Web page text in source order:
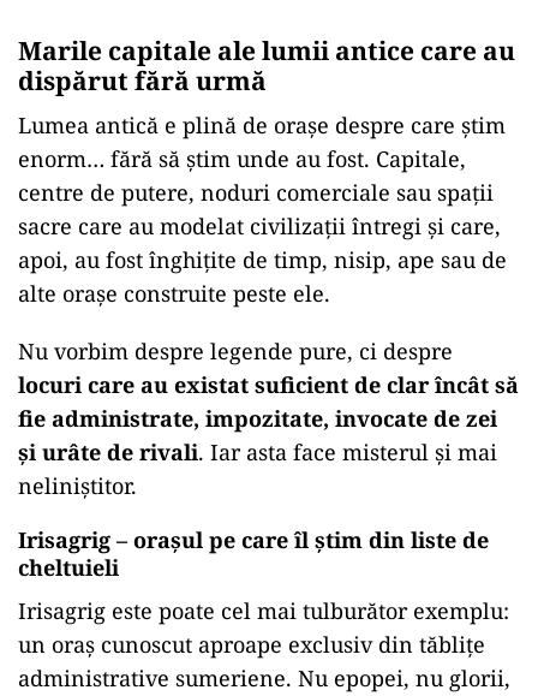
Marile capitale ale lumii antice care au
dispărut fără urmă
Lumea antică e plină de orașe despre care știm
enorm… fără să știm unde au fost. Capitale,
centre de putere, noduri comerciale sau spații
sacre care au modelat civilizații întregi și care,
apoi, au fost înghițite de timp, nisip, ape sau de
alte orașe construite peste ele.
Nu vorbim despre legende pure, ci despre
locuri care au existat suficient de clar încât să
fie administrate, impozitate, invocate de zei
și urâte de rivali. Iar asta face misterul și mai
neliniștitor.
Irisagrig – orașul pe care îl știm din liste de
cheltuieli
Irisagrig este poate cel mai tulburător exemplu:
un oraș cunoscut aproape exclusiv din tăblițe
administrative sumeriene. Nu epopei, nu glorii,